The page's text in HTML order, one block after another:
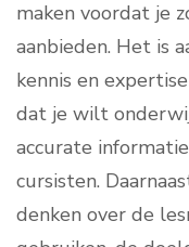
maken voordat je
aanbieden. Het is
kennis en
dat je wilt
accurate
cursisten.
denken over de